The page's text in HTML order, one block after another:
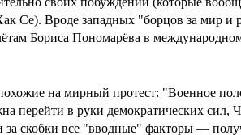
Се). Вроде западных "борцов за мир и
Бориса Пономарёва в
на мирный протест: "Военное
перейти в руки демократических сил,
скобки все "вводные" факторы —